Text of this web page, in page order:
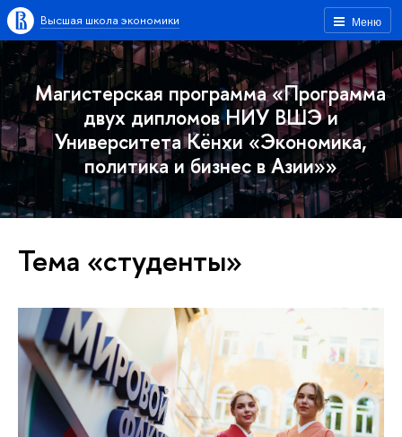
Меню
Высшая школа экономики
Магистерская программа «Программа
двух дипломов НИУ ВШЭ и
Университета Кёнхи «Экономика,
политика и бизнес в Азии»»
Тема «студенты»